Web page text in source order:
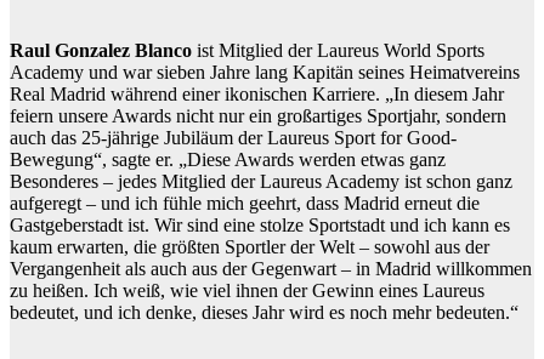
Raul Gonzalez Blanco ist Mitglied der Laureus World Sports
Academy und war sieben Jahre lang Kapitän seines Heimatvereins
Real Madrid während einer ikonischen Karriere. „In diesem Jahr
feiern unsere Awards nicht nur ein großartiges Sportjahr, sondern
auch das 25-jährige Jubiläum der Laureus Sport for Good-
Bewegung“, sagte er. „Diese Awards werden etwas ganz
Besonderes – jedes Mitglied der Laureus Academy ist schon ganz
aufgeregt – und ich fühle mich geehrt, dass Madrid erneut die
Gastgeberstadt ist. Wir sind eine stolze Sportstadt und ich kann es
kaum erwarten, die größten Sportler der Welt – sowohl aus der
Vergangenheit als auch aus der Gegenwart – in Madrid willkommen
zu heißen. Ich weiß, wie viel ihnen der Gewinn eines Laureus
bedeutet, und ich denke, dieses Jahr wird es noch mehr bedeuten.“